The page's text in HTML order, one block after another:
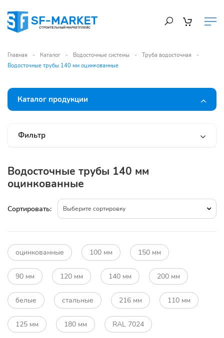
Главная Каталог Водосточные системы
Труба водосточная
Водосточные трубы 140 мм оцинкованные
Каталог продукции
Фильтр
Водосточные трубы 140 мм
оцинкованные
Сортировать: Выберите сортировку
оцинкованные 100 мм 150 мм
90 мм 120 мм 140 мм 200 мм
белые стальные 216 мм 110 мм
125 мм 180 мм RAL 7024